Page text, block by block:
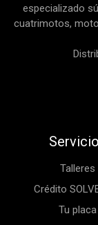
especializado
cuatrimotos,
Talleres
Crédito
Tu placa